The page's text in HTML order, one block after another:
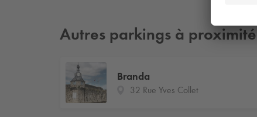
Autres parkings à proximité
Branda
32 Rue Yves Collet